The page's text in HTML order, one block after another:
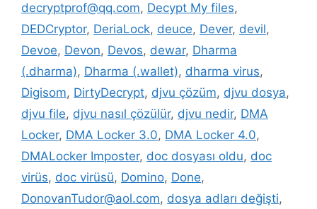
decryptprof@qq.com, Decypt My files,
DEDCryptor, DeriaLock, deuce, Dever, devil,
Devoe, Devon, Devos, dewar, Dharma
(.dharma), Dharma (.wallet), dharma virus,
Digisom, DirtyDecrypt, djvu çözüm, djvu dosya,
djvu file, djvu nasıl çözülür, djvu nedir, DMA
Locker, DMA Locker 3.0, DMA Locker 4.0,
DMALocker Imposter, doc dosyası oldu, doc
virüs, doc virüsü, Domino, Done,
DonovanTudor@aol.com, dosya adları değişti,